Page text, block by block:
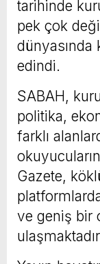
tarihinde
pek çok
edindi.
SABAH,
politika,
farklı
Gazete,
ve geniş bir